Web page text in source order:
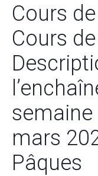
Cours
Cours
semaine
mars
Pâques